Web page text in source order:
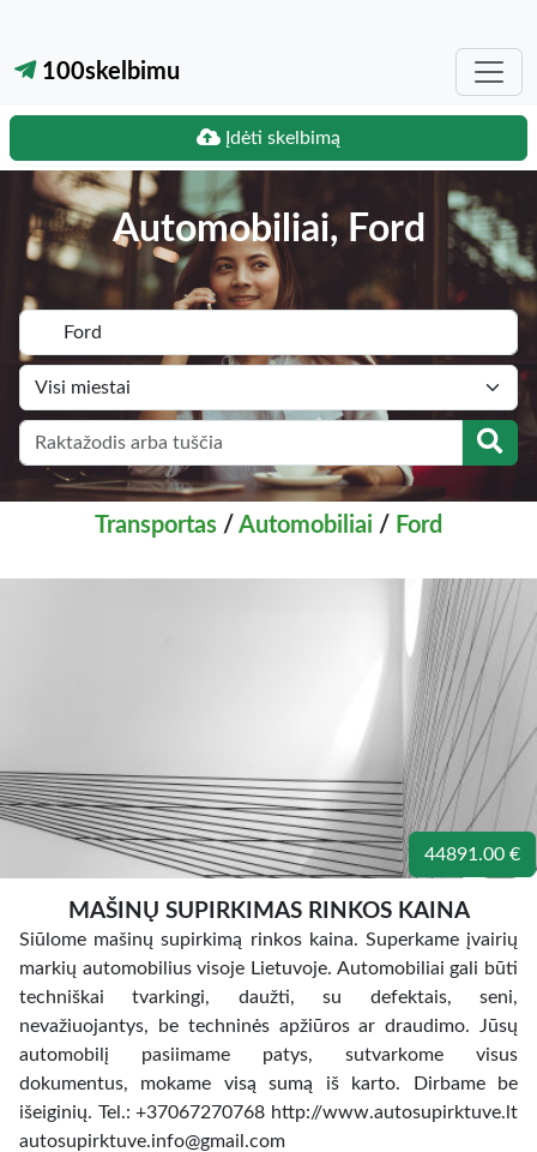
100skelbimu
Įdėti skelbimą
Automobiliai, Ford
Transportas / Automobiliai / Ford
44891.00 €
MAŠINŲ SUPIRKIMAS RINKOS KAINA
Siūlome mašinų supirkimą rinkos kaina. Superkame įvairių
markių automobilius visoje Lietuvoje. Automobiliai gali būti
techniškai tvarkingi, daužti, su defektais, seni,
nevažiuojantys, be techninės apžiūros ar draudimo. Jūsų
automobilį pasiimame patys, sutvarkome visus
dokumentus, mokame visą sumą iš karto. Dirbame be
išeiginių. Tel.: +37067270768 http://www.autosupirktuve.lt
autosupirktuve.info@gmail.com